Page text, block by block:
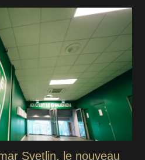
Svetlin, le nouveau